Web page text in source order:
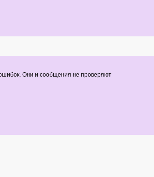
Они и сообщения не проверяют